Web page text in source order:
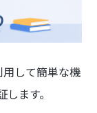
して簡単な機
ます。